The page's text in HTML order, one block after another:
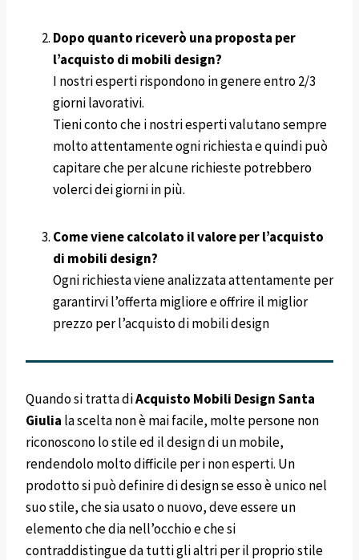
Dopo quanto riceverò una proposta per
l’acquisto di mobili design?
I nostri esperti rispondono in genere entro 2/3
giorni lavorativi.
Tieni conto che i nostri esperti valutano sempre
molto attentamente ogni richiesta e quindi può
capitare che per alcune richieste potrebbero
volerci dei giorni in più.
Come viene calcolato il valore per l’acquisto
di mobili design?
Ogni richiesta viene analizzata attentamente per
garantirvi l’offerta migliore e offrire il miglior
prezzo per l’acquisto di mobili design
Quando si tratta diAcquisto Mobili DesignSanta
Giulia la scelta non è mai facile, molte persone non
riconoscono lo stile ed il design di un mobile,
rendendolo molto difficile per i non esperti. Un
prodotto si può definire di design se esso è unico nel
suo stile, che sia usato o nuovo, deve essere un
elemento che dia nell’occhio e che si
contraddistingue da tutti gli altri per il proprio stile